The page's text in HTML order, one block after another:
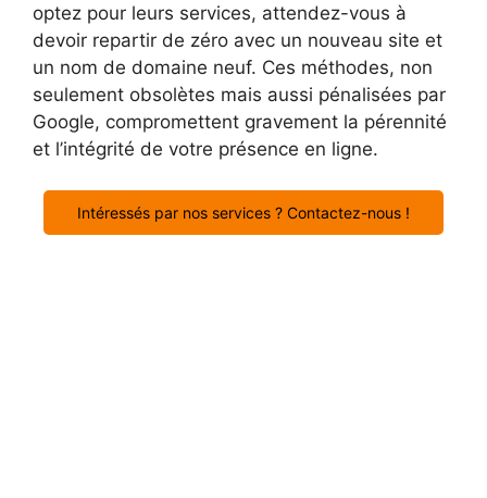
optez pour leurs services, attendez-vous à
devoir repartir de zéro avec un nouveau site et
un nom de domaine neuf. Ces méthodes, non
seulement obsolètes mais aussi pénalisées par
Google, compromettent gravement la pérennité
et l’intégrité de votre présence en ligne.
Intéressés par nos services ? Contactez-nous !